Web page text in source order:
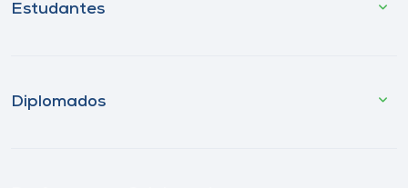
Estudantes
Diplomados